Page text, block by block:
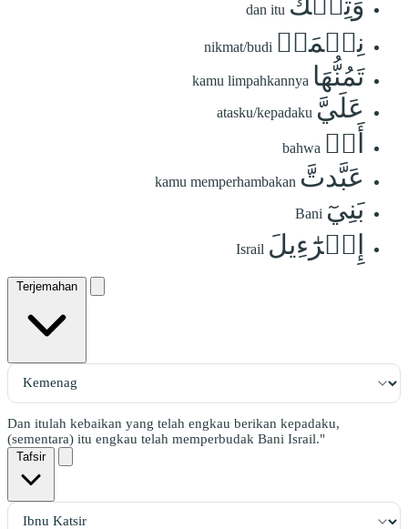
dan itu
نِعۡمَةٞ nikmat/budi
تَمُنُّهَا kamu limpahkannya
عَلَيَّ atasku/kepadaku
أَنۡ bahwa
عَبَّدتَّ kamu memperhambakan
بَنِيٓ Bani
إِسۡرَٰٓءِيلَ Israil
Terjemahan
Dan itulah kebaikan yang telah engkau berikan kepadaku,
(sementara) itu engkau telah memperbudak Bani Israil."
Tafsir